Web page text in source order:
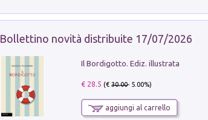
Bollettino novità distribuite 17/07/2026
Il Bordigotto. Ediz. illustrata
€ 28.5 (€30.00- 5.00%)
aggiungi al carrello